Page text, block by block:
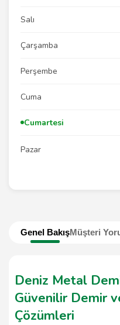
Genel BakışMüşteri
Deniz Metal
Güvenilir Demir
Çözümleri
Salı
Çarşamba
Perşembe
Cuma
Cumartesi
Pazar